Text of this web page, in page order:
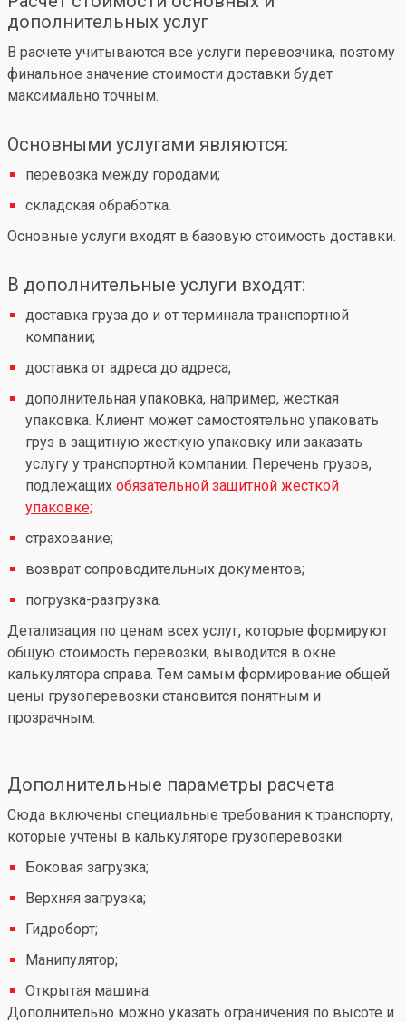
дополнительных услуг
В расчете учитываются все услуги перевозчика, поэтому
финальное значение стоимости доставки будет
максимально точным.
Основными услугами являются:
перевозка между городами;
складская обработка.
Основные услуги входят в базовую стоимость доставки.
В дополнительные услуги входят:
доставка груза до и от терминала транспортной
компании;
доставка от адреса до адреса;
дополнительная упаковка, например, жесткая
упаковка. Клиент может самостоятельно упаковать
груз в защитную жесткую упаковку или заказать
услугу у транспортной компании. Перечень грузов,
подлежащих обязательной защитной жесткой
упаковке;
страхование;
возврат сопроводительных документов;
погрузка-разгрузка.
Детализация по ценам всех услуг, которые формируют
общую стоимость перевозки, выводится в окне
калькулятора справа. Тем самым формирование общей
цены грузоперевозки становится понятным и
прозрачным.
Дополнительные параметры расчета
Сюда включены специальные требования к транспорту,
которые учтены в калькуляторе грузоперевозки.
Боковая загрузка;
Верхняя загрузка;
Гидроборт;
Манипулятор;
Открытая машина.
Дополнительно можно указать ограничения по высоте и